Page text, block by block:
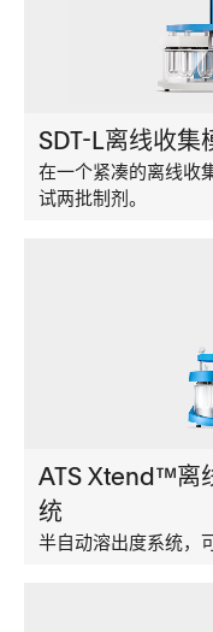
SDT-L离线收集
在一个紧凑的离线收
试两批制剂。
ATS Xtend™离
统
半自动溶出度系统，